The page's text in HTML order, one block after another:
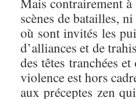
scènes de batailles,
où sont invités les
d’alliances et de
des têtes tranchées
violence est hors
aux préceptes zen